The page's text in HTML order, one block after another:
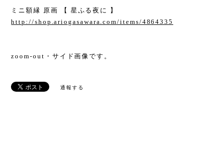
ミニ額縁 原画 【 星ふる夜に 】
http://shop.ariogasawara.com/items/4864335
zoom-out・サイド画像です。
通報する